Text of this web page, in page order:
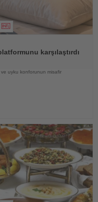
karşılaştırdı
ve uyku konforunun misafir